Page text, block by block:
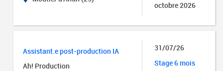
octobre 2026
Assistant.e post-production IA
Ah! Production
31/07/26
Stage 6 mois